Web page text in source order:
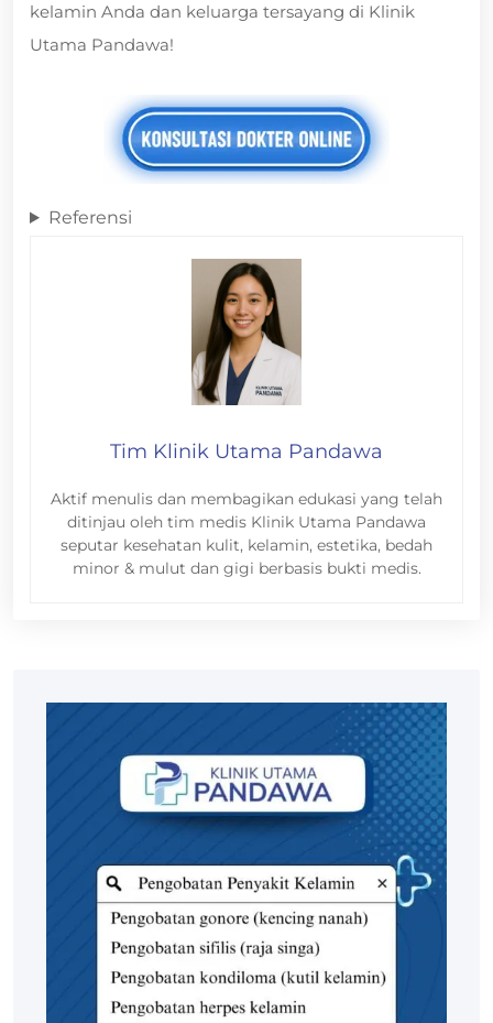
kelamin Anda dan keluarga tersayang di Klinik
Utama Pandawa!
Referensi
Tim Klinik Utama Pandawa
Aktif menulis dan membagikan edukasi yang telah
ditinjau oleh tim medis Klinik Utama Pandawa
seputar kesehatan kulit, kelamin, estetika, bedah
minor & mulut dan gigi berbasis bukti medis.